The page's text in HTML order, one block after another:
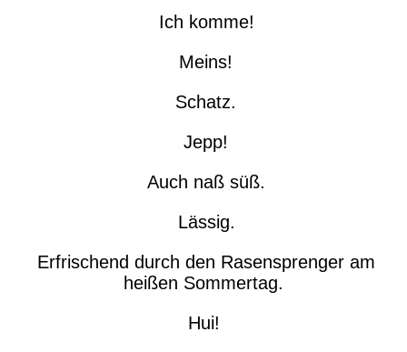
Ich komme!
Meins!
Schatz.
Jepp!
Auch naß süß.
Lässig.
Erfrischend durch den Rasensprenger am
heißen Sommertag.
Hui!